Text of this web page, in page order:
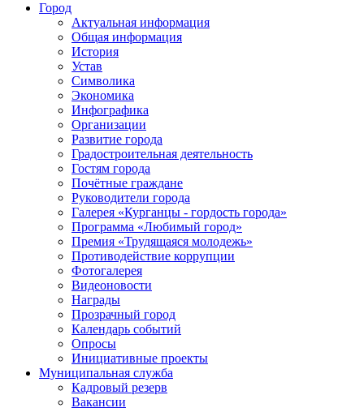
Город
Актуальная информация
Общая информация
История
Устав
Символика
Экономика
Инфографика
Организации
Развитие города
Градостроительная деятельность
Гостям города
Почётные граждане
Руководители города
Галерея «Курганцы - гордость города»
Программа «Любимый город»
Премия «Трудящаяся молодежь»
Противодействие коррупции
Фотогалерея
Видеоновости
Награды
Прозрачный город
Календарь событий
Опросы
Инициативные проекты
Муниципальная служба
Кадровый резерв
Вакансии